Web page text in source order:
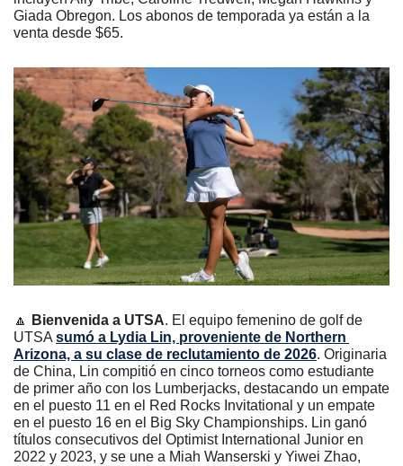
Giada Obregon. Los abonos de temporada ya están a la
venta desde $65.
🔼 Bienvenida a UTSA. El equipo femenino de golf de
UTSA sumó a Lydia Lin, proveniente de Northern
Arizona, a su clase de reclutamiento de 2026. Originaria
de China, Lin compitió en cinco torneos como estudiante
de primer año con los Lumberjacks, destacando un empate
en el puesto 11 en el Red Rocks Invitational y un empate
en el puesto 16 en el Big Sky Championships. Lin ganó
títulos consecutivos del Optimist International Junior en
2022 y 2023, y se une a Miah Wanserski y Yiwei Zhao,